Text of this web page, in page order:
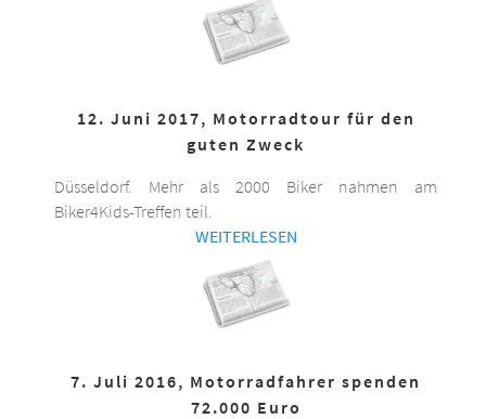
12. Juni 2017, Motorradtour für den
guten Zweck
Düsseldorf. Mehr als 2000 Biker nahmen am
Biker4Kids-Treffen teil.
WEITERLESEN
7. Juli 2016, Motorradfahrer spenden
72.000 Euro